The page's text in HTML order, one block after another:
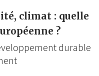
climat : quelle
?
durable